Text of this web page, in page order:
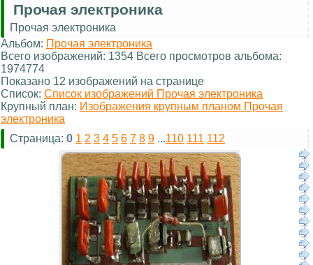
Прочая электроника
Прочая электроника
Альбом: Прочая электроника
Всего изображений: 1354 Всего просмотров альбома:
1974774
Показано 12 изображений на странице
Список: Список изображений Прочая электроника
Крупный план: Изображения крупным планом Прочая
электроника
Страница: 0 1 2 3 4 5 6 7 8 9 ...110 111 112